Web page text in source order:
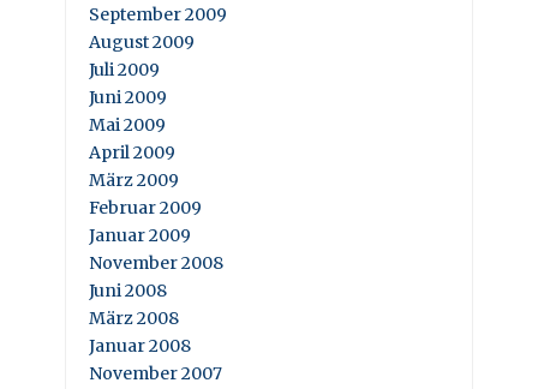
September 2009
August 2009
Juli 2009
Juni 2009
Mai 2009
April 2009
März 2009
Februar 2009
Januar 2009
November 2008
Juni 2008
März 2008
Januar 2008
November 2007